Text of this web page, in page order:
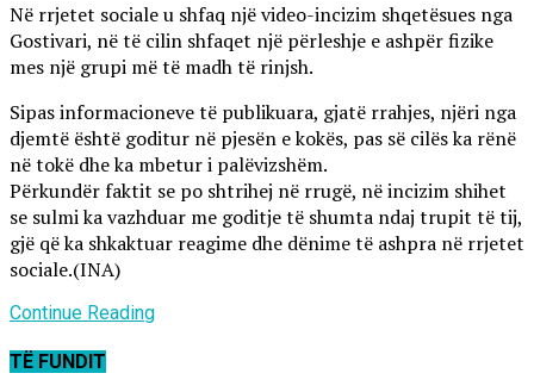
Në rrjetet sociale u shfaq një video-incizim shqetësues nga
Gostivari, në të cilin shfaqet një përleshje e ashpër fizike
mes një grupi më të madh të rinjsh.
Sipas informacioneve të publikuara, gjatë rrahjes, njëri nga
djemtë është goditur në pjesën e kokës, pas së cilës ka rënë
në tokë dhe ka mbetur i palëvizshëm.
Përkundër faktit se po shtrihej në rrugë, në incizim shihet
se sulmi ka vazhduar me goditje të shumta ndaj trupit të tij,
gjë që ka shkaktuar reagime dhe dënime të ashpra në rrjetet
sociale.(INA)
Continue Reading
TË FUNDIT